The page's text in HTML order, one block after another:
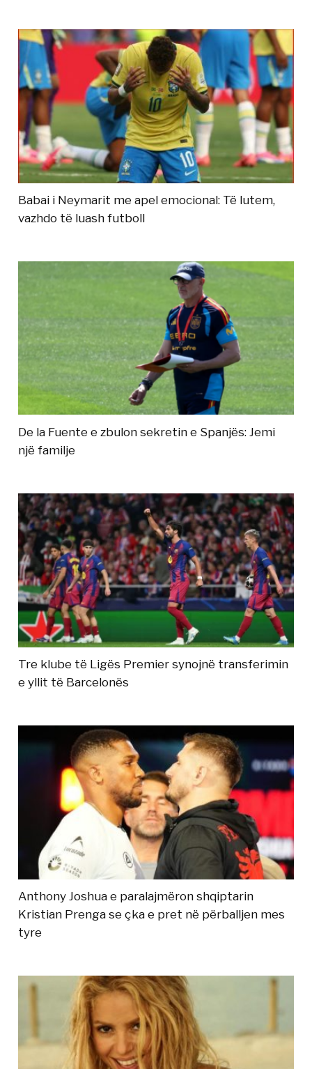
Babai i Neymarit me apel emocional: Të lutem,
vazhdo të luash futboll
De la Fuente e zbulon sekretin e Spanjës: Jemi
një familje
Tre klube të Ligës Premier synojnë transferimin
e yllit të Barcelonës
Anthony Joshua e paralajmëron shqiptarin
Kristian Prenga se çka e pret në përballjen mes
tyre